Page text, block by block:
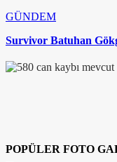
GÜNDEM
Survivor Batuhan
POPÜLER FOTO